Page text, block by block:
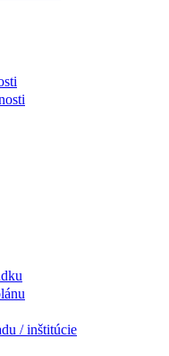
/ inštitúcie